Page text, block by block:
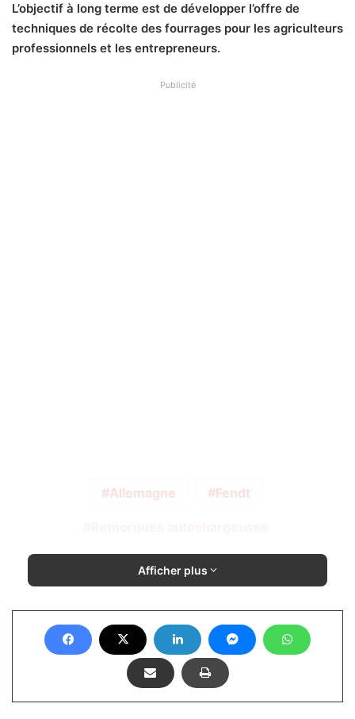
L’objectif à long terme est de développer l’offre de
techniques de récolte des fourrages pour les agriculteurs
professionnels et les entrepreneurs.
Publicité
Allemagne Fendt
Afficher plus